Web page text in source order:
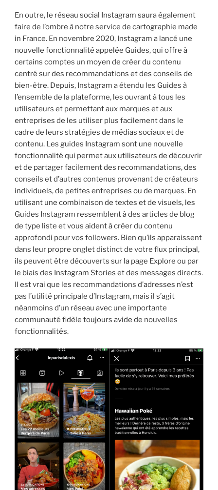
En outre, le réseau social Instagram saura également
faire de l’ombre à notre service de cartographie made
in France. En novembre 2020, Instagram a lancé une
nouvelle fonctionnalité appelée Guides, qui offre à
certains comptes un moyen de créer du contenu
centré sur des recommandations et des conseils de
bien-être. Depuis, Instagram a étendu les Guides à
l’ensemble de la plateforme, les ouvrant à tous les
utilisateurs et permettant aux marques et aux
entreprises de les utiliser plus facilement dans le
cadre de leurs stratégies de médias sociaux et de
contenu. Les guides Instagram sont une nouvelle
fonctionnalité qui permet aux utilisateurs de découvrir
et de partager facilement des recommandations, des
conseils et d’autres contenus provenant de créateurs
individuels, de petites entreprises ou de marques. En
utilisant une combinaison de textes et de visuels, les
Guides Instagram ressemblent à des articles de blog
de type liste et vous aident à créer du contenu
approfondi pour vos followers. Bien qu’ils apparaissent
dans leur propre onglet distinct de votre flux principal,
ils peuvent être découverts sur la page Explore ou par
le biais des Instagram Stories et des messages directs.
Il est vrai que les recommandations d’adresses n’est
pas l’utilité principale d’Instagram, mais il s’agit
néanmoins d’un réseau avec une importante
communauté fidèle toujours avide de nouvelles
fonctionnalités.